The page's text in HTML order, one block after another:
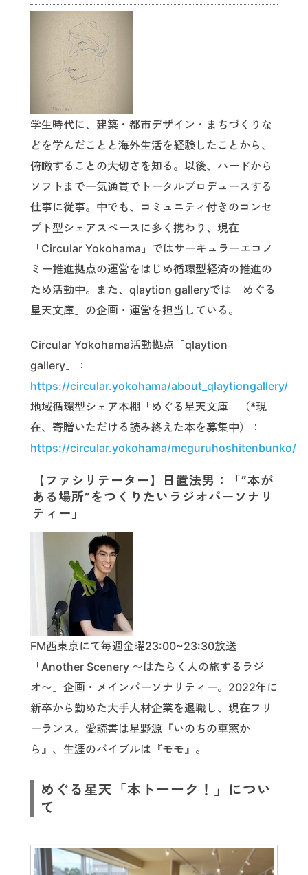
学生時代に、建築・都市デザイン・まちづくりな
どを学んだことと海外生活を経験したことから、
俯瞰することの大切さを知る。以後、ハードから
ソフトまで一気通貫でトータルプロデュースする
仕事に従事。中でも、コミュニティ付きのコンセ
プト型シェアスペースに多く携わり、現在
「Circular Yokohama」ではサーキュラーエコノ
ミー推進拠点の運営をはじめ循環型経済の推進の
ため活動中。また、qlaytion galleryでは「めぐる
星天文庫」の企画・運営を担当している。
Circular Yokohama活動拠点「qlaytion
gallery」：
https://circular.yokohama/about_qlaytiongallery/
地域循環型シェア本棚「めぐる星天文庫」（*現
在、寄贈いただける読み終えた本を募集中）：
https://circular.yokohama/meguruhoshitenbunko/
【ファシリテーター】日置法男：「”本が
ある場所”をつくりたいラジオパーソナリ
ティー」
FM西東京にて毎週金曜23:00~23:30放送
「Another Scenery 〜はたらく人の旅するラジ
オ〜」企画・メインパーソナリティー。2022年に
新卒から勤めた大手人材企業を退職し、現在フリ
ーランス。愛読書は星野源『いのちの車窓か
ら』、生涯のバイブルは『モモ』。
めぐる星天「本トーーク！」につい
て